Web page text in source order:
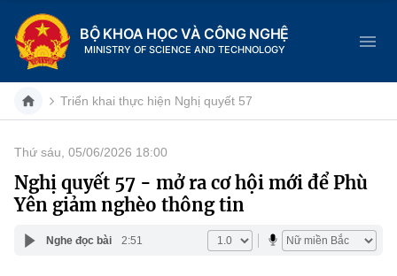
BỘ KHOA HỌC VÀ CÔNG NGHỆ
MINISTRY OF SCIENCE AND TECHNOLOGY
Danh mục
Trang chủ
Giới thiệu
Triển khai thực hiện Nghị quyết 57
Thứ sáu, 05/06/2026 18:00
Nghị quyết 57 - mở ra cơ hội mới để Phù
Yên giảm nghèo thông tin
Nghe đọc bài 2:51